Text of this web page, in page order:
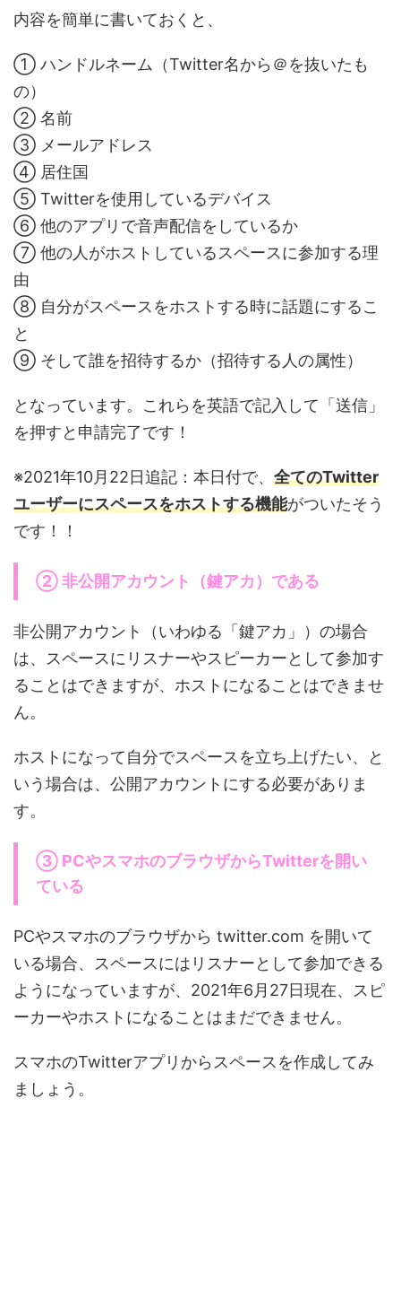
内容を簡単に書いておくと、
① ハンドルネーム（Twitter名から＠を抜いたも
の）
② 名前
③ メールアドレス
④ 居住国
⑤ Twitterを使用しているデバイス
⑥ 他のアプリで音声配信をしているか
⑦ 他の人がホストしているスペースに参加する理
由
⑧ 自分がスペースをホストする時に話題にするこ
と
⑨ そして誰を招待するか（招待する人の属性）
となっています。これらを英語で記入して「送信」
を押すと申請完了です！
※2021年10月22日追記：本日付で、 全てのTwitter
ユーザーにスペースをホストする機能がついたそう
です！！
② 非公開アカウント（鍵アカ）である
非公開アカウント（いわゆる「鍵アカ」）の場合
は、スペースにリスナーやスピーカーとして参加す
ることはできますが、ホストになることはできませ
ん。
ホストになって自分でスペースを立ち上げたい、と
いう場合は、公開アカウントにする必要がありま
す。
③ PCやスマホのブラウザからTwitterを開い
ている
PCやスマホのブラウザから twitter.com を開いて
いる場合、スペースにはリスナーとして参加できる
ようになっていますが、2021年6月27日現在、スピ
ーカーやホストになることはまだできません。
スマホのTwitterアプリからスペースを作成してみ
ましょう。